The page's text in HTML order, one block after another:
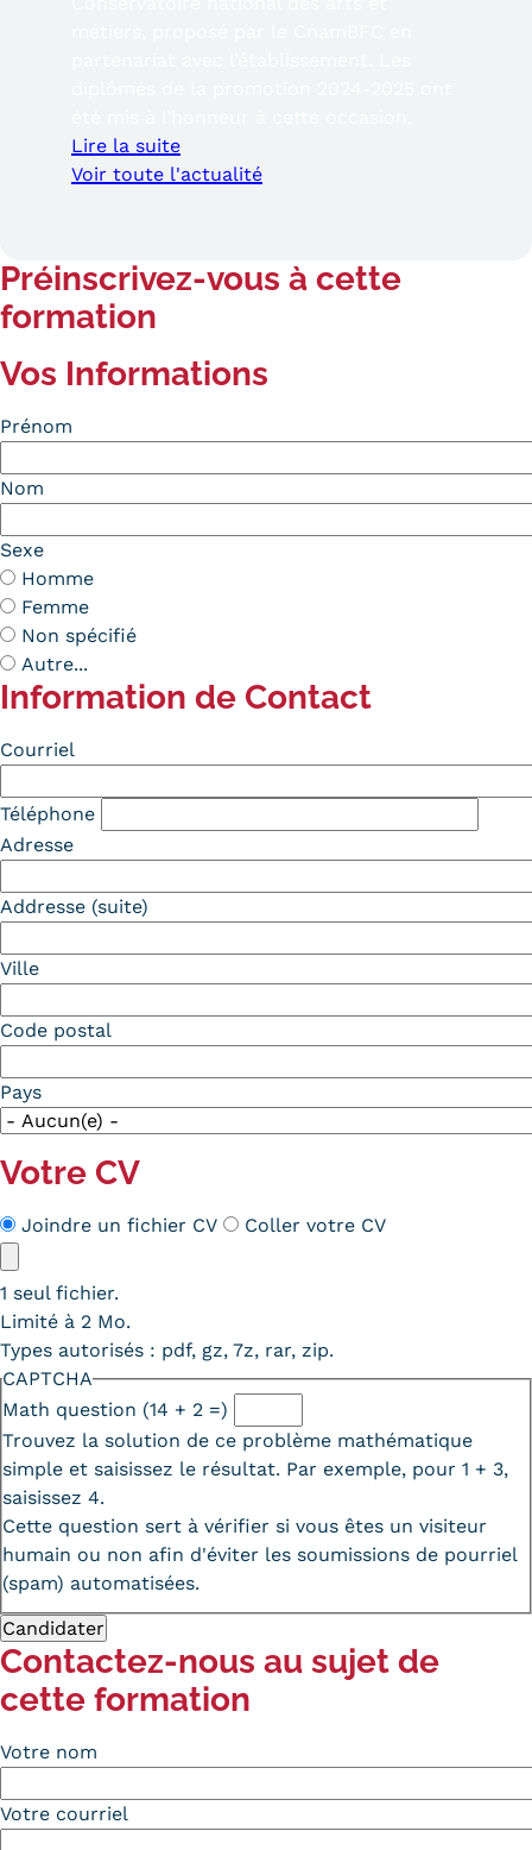
Lire la suite
Voir toute l'actualité
Préinscrivez-vous à cette
formation
Vos Informations
Prénom
Nom
Sexe
Homme
Femme
Non spécifié
Autre...
Information de Contact
Contact
Courriel
Téléphone
Adresse
Addresse (suite)
Ville
Code postal
Pays
Votre CV
Méthode
CV
Joindre un fichier CV
Coller votre CV
1 seul fichier.
Limité à 2 Mo.
Types autorisés : pdf, gz, 7z, rar, zip.
CAPTCHA
Math question (14 + 2 =)
Trouvez la solution de ce problème mathématique
simple et saisissez le résultat. Par exemple, pour 1 + 3,
saisissez 4.
Cette question sert à vérifier si vous êtes un visiteur
humain ou non afin d'éviter les soumissions de pourriel
(spam) automatisées.
Contactez-nous au sujet de
cette formation
Votre nom
Votre courriel